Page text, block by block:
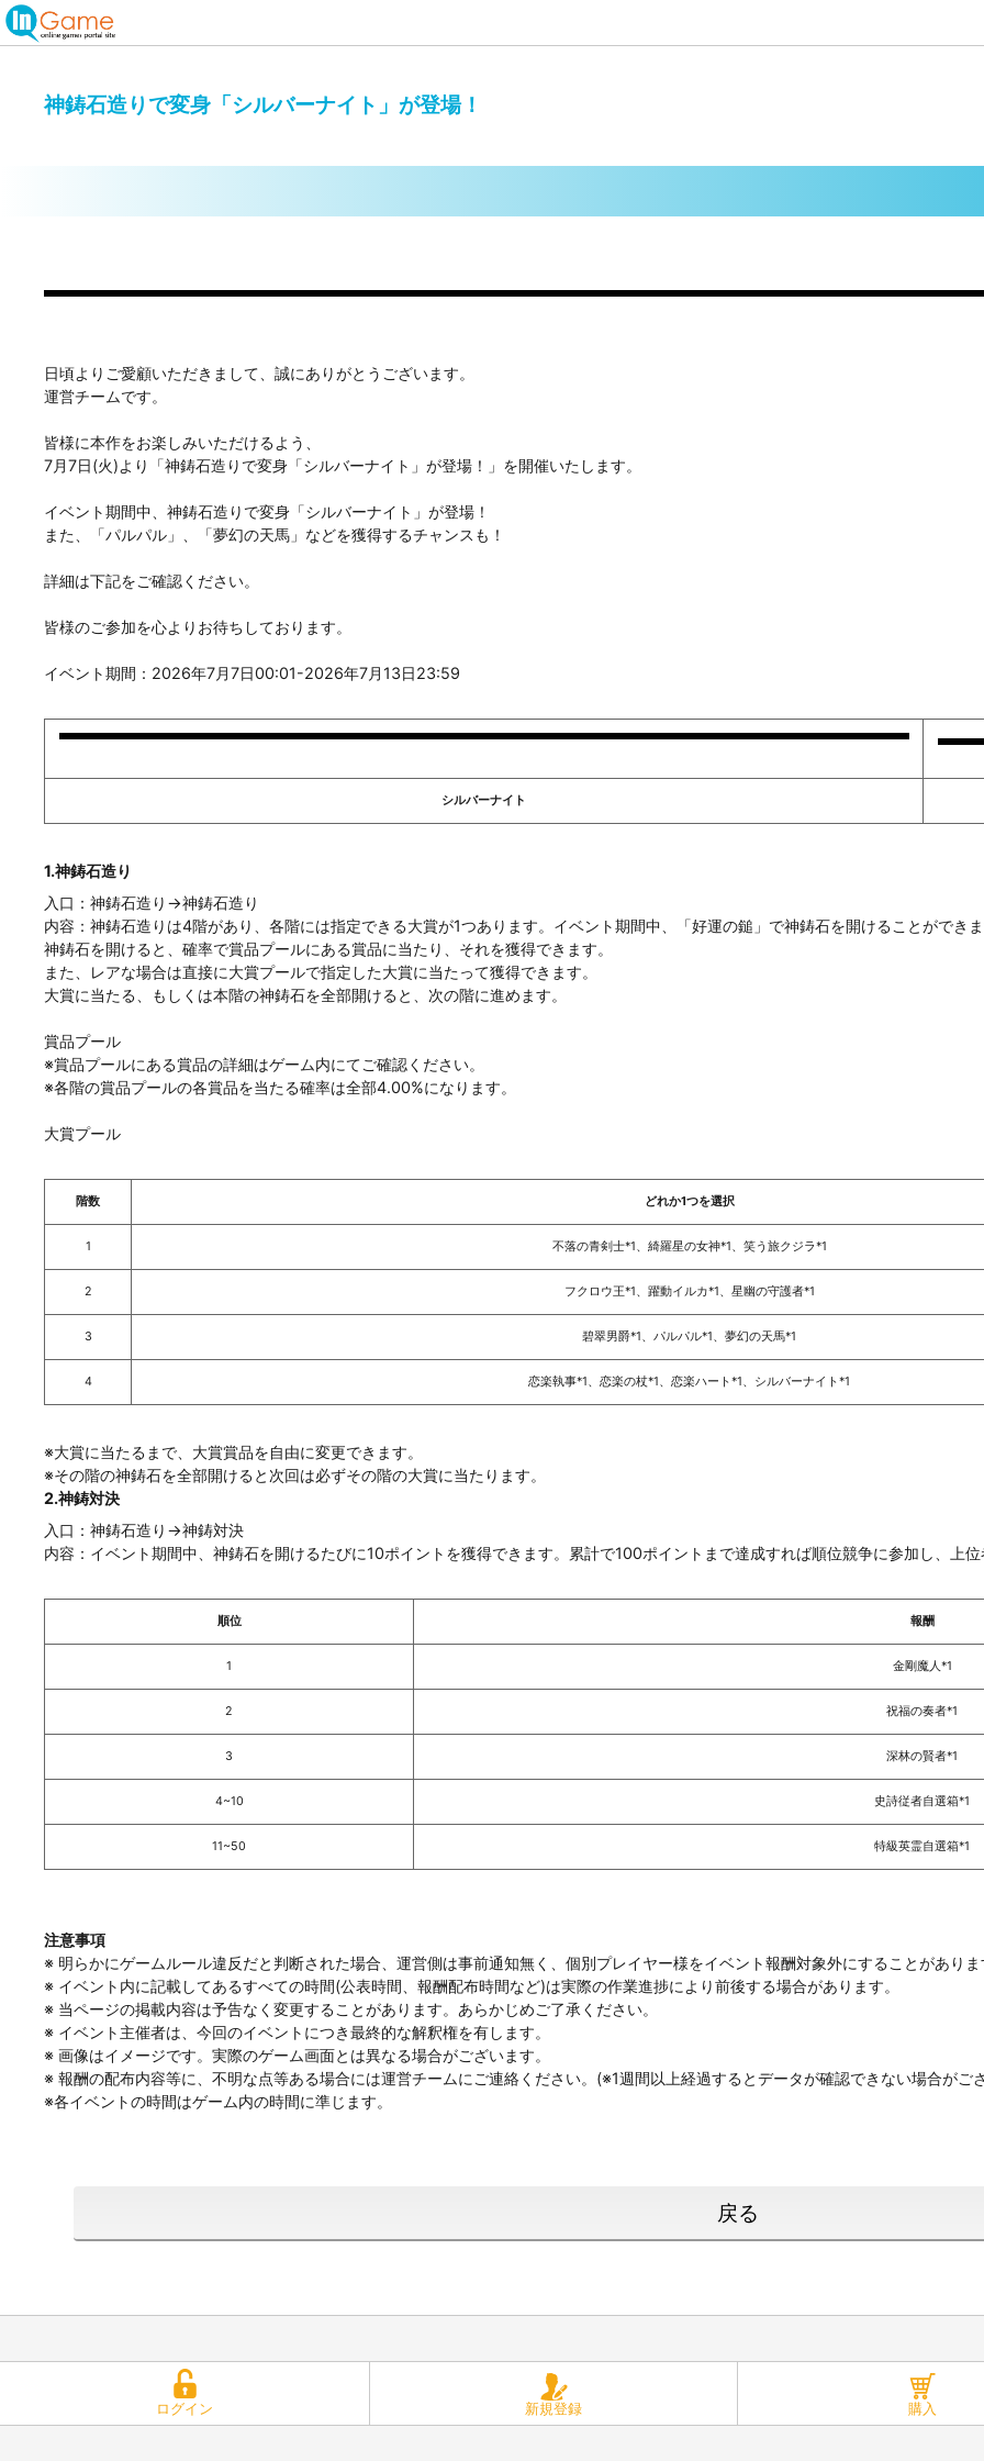
神鋳石造りで変身「シルバーナイト」が登場！
日頃よりご愛顧いただきまして、誠にありがとうございます。
運営チームです。
皆様に本作をお楽しみいただけるよう、
7月7日(火)より「神鋳石造りで変身「シルバーナイト」が登場！」を開催いたします。
イベント期間中、神鋳石造りで変身「シルバーナイト」が登場！
また、「パルパル」、「夢幻の天馬」などを獲得するチャンスも！
詳細は下記をご確認ください。
皆様のご参加を心よりお待ちしております。
イベント期間：2026年7月7日00:01-2026年7月13日23:59
シルバーナイト
1.神鋳石造り
入口：神鋳石造り →神鋳石造り
内容：神鋳石造りは4階があり、各階には指定できる大賞が1つあります。イベント期間中、「好運の鎚」で神鋳石を開けることができま
神鋳石を開けると、確率で賞品プールにある賞品に当たり、それを獲得できます。
また、レアな場合は直接に大賞プールで指定した大賞に当たって獲得できます。
大賞に当たる、もしくは本階の神鋳石を全部開けると、次の階に進めます。
賞品プール
※賞品プールにある賞品の詳細はゲーム内にてご確認ください。
※各階の賞品プールの各賞品を当たる確率は全部4.00%になります。
大賞プール
階数 どれか1つを選択
1 不落の青剣士*1、綺羅星の女神*1、笑う旅クジラ*1
2 フクロウ王*1、躍動イルカ*1、星幽の守護者*1
3 碧翠男爵*1、パルパル*1、夢幻の天馬*1
4 恋楽執事*1、恋楽の杖*1、恋楽ハート*1、シルバーナイト*1
※大賞に当たるまで、大賞賞品を自由に変更できます。
※その階の神鋳石を全部開けると次回は必ずその階の大賞に当たります。
2.神鋳対決
入口：神鋳石造り →神鋳対決
内容：イベント期間中、神鋳石を開けるたびに10ポイントを獲得できます。累計で100ポイントまで達成すれば順位競争に参加し、上位
順位 報酬
1 金剛魔人*1
2 祝福の奏者*1
3 深林の賢者*1
4~10 史詩従者自選箱*1
11~50 特級英霊自選箱*1
注意事項
※ 明らかにゲームルール違反だと判断された場合、運営側は事前通知無く、個別プレイヤー様をイベント報酬対象外にすることがありま
※ イベント内に記載してあるすべての時間(公表時間、報酬配布時間など)は実際の作業進捗により前後する場合があります。
※ 当ページの掲載内容は予告なく変更することがあります。あらかじめご了承ください。
※ イベント主催者は、今回のイベントにつき最終的な解釈権を有します。
※ 画像はイメージです。実際のゲーム画面とは異なる場合がございます。
※ 報酬の配布内容等に、不明な点等ある場合には運営チームにご連絡ください。(※1週間以上経過するとデータが確認できない場合がご
※各イベントの時間はゲーム内の時間に準じます。
戻る
ログイン 新規登録 購入